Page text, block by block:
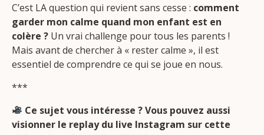
C’est LA question qui revient sans cesse : comment
garder mon calme quand mon enfant est en
colère ? Un vrai challenge pour tous les parents !
Mais avant de chercher à « rester calme », il est
essentiel de comprendre ce qui se joue en nous.
***
Ce sujet vous intéresse ?Vous pouvez aussi
visionner le replay du live Instagram sur cette